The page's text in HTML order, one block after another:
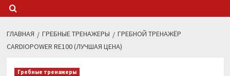
ГЛАВНАЯ ГРЕБНЫЕ ТРЕНАЖЕРЫ
ГРЕБНОЙ ТРЕНАЖЁР
CARDIOPOWER RE100 (ЛУЧШАЯ ЦЕНА)
Гребные тренажеры